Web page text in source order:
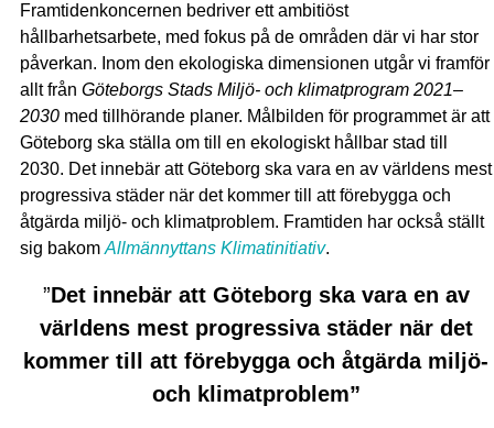
Framtidenkoncernen bedriver ett ambitiöst
hållbarhetsarbete, med fokus på de områden där vi har stor
påverkan. Inom den ekologiska dimensionen utgår vi framför
allt från Göteborgs Stads Miljö- och klimatprogram 2021–
2030 med tillhörande planer. Målbilden för programmet är att
Göteborg ska ställa om till en ekologiskt hållbar stad till
2030. Det innebär att Göteborg ska vara en av världens mest
progressiva städer när det kommer till att förebygga och
åtgärda miljö- och klimatproblem. Framtiden har också ställt
sig bakom Allmännyttans Klimatinitiativ.
”Det innebär att Göteborg ska vara en av
världens mest progressiva städer när det
kommer till att förebygga och åtgärda miljö-
och klimatproblem”